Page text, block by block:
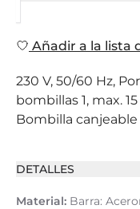
Añadir a la lista
230 V, 50/60 Hz,
bombillas 1, max.
Bombilla canjeable
DETALLES
Material: Barra: